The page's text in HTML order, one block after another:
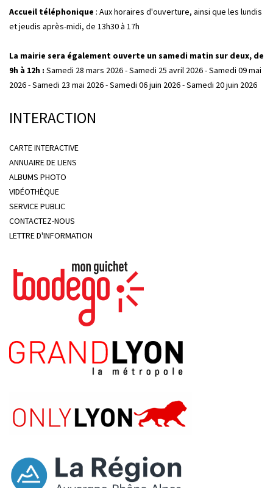
Accueil téléphonique : Aux horaires d'ouverture, ainsi que les lundis
et jeudis après-midi, de 13h30 à 17h
La mairie sera également ouverte un samedi matin sur deux, de
9h à 12h : Samedi 28 mars 2026 - Samedi 25 avril 2026 - Samedi 09 mai
2026 - Samedi 23 mai 2026 - Samedi 06 juin 2026 - Samedi 20 juin 2026
INTERACTION
CARTE INTERACTIVE
ANNUAIRE DE LIENS
ALBUMS PHOTO
VIDÉOTHÈQUE
SERVICE PUBLIC
CONTACTEZ-NOUS
LETTRE D'INFORMATION